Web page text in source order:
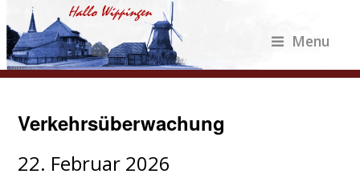
Menu
Verkehrsüberwachung
22. Februar 2026